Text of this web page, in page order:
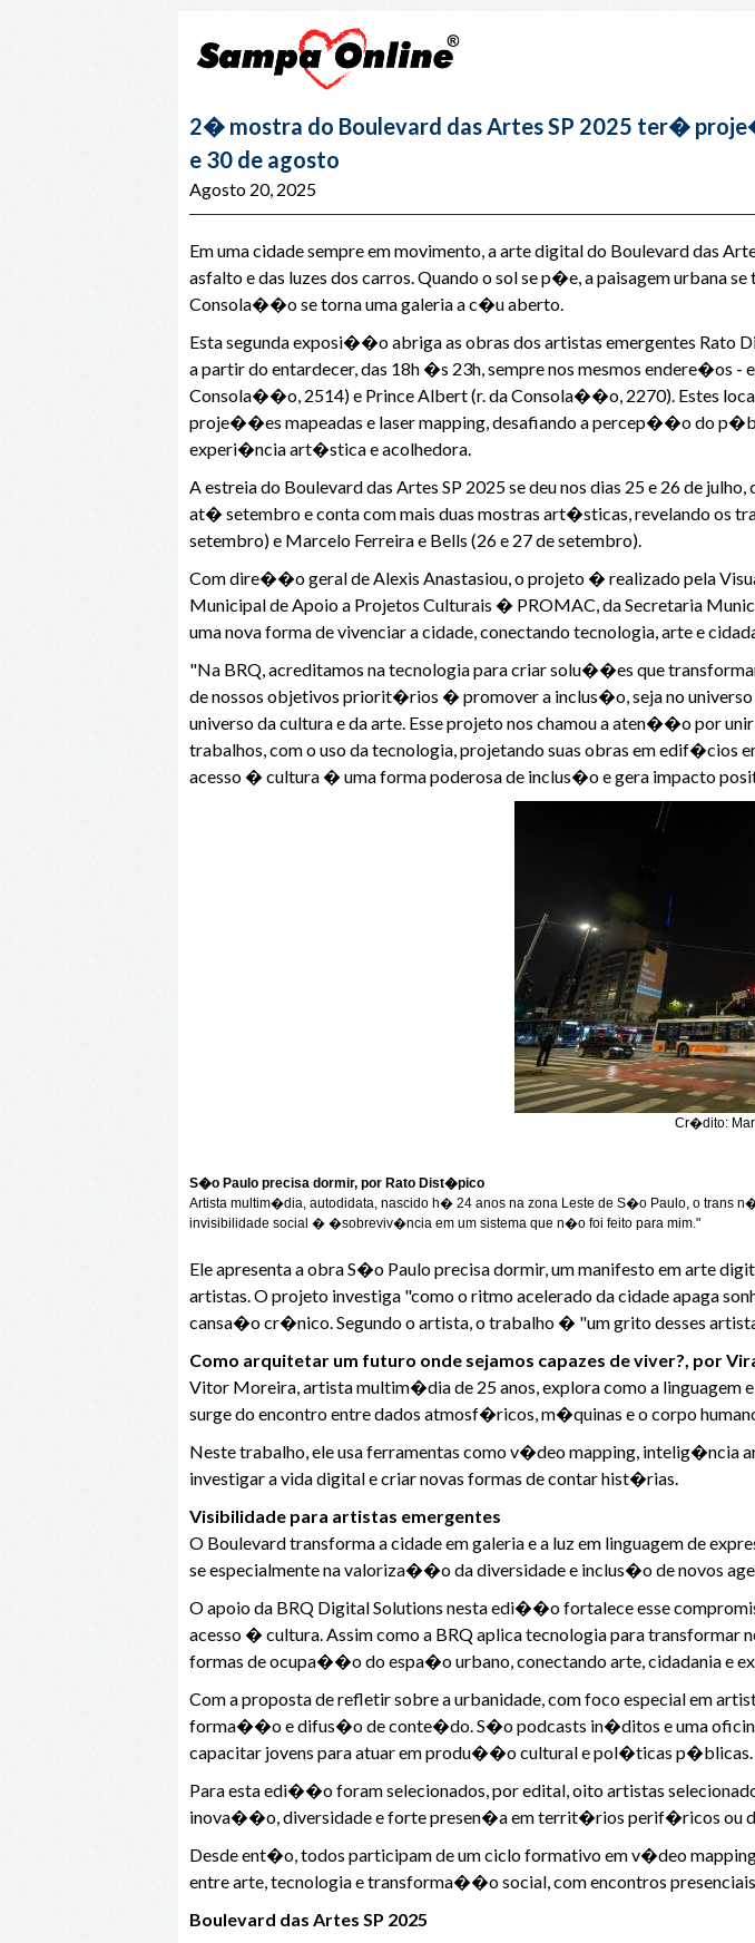
2� mostra do Boulevard das Artes SP 2025 ter�
e 30 de agosto
Agosto 20, 2025
Em uma cidade sempre em movimento, a arte digital do Boulevard das
asfalto e das luzes dos carros. Quando o sol se p�e, a paisagem urbana
Consola��o se torna uma galeria a c�u aberto.
Esta segunda exposi��o abriga as obras dos artistas emergentes Rato
a partir do entardecer, das 18h �s 23h, sempre nos mesmos endere�os
Consola��o, 2514) e Prince Albert (r. da Consola��o, 2270). Estes
proje��es mapeadas e laser mapping, desafiando a percep��o do
experi�ncia art�stica e acolhedora.
A estreia do Boulevard das Artes SP 2025 se deu nos dias 25 e 26 de
at� setembro e conta com mais duas mostras art�sticas, revelando os
setembro) e Marcelo Ferreira e Bells (26 e 27 de setembro).
Com dire��o geral de Alexis Anastasiou, o projeto � realizado pela
Municipal de Apoio a Projetos Culturais � PROMAC, da Secretaria
uma nova forma de vivenciar a cidade, conectando tecnologia, arte e
"Na BRQ, acreditamos na tecnologia para criar solu��es que
de nossos objetivos priorit�rios � promover a inclus�o, seja no universo
universo da cultura e da arte. Esse projeto nos chamou a aten��o por
trabalhos, com o uso da tecnologia, projetando suas obras em edif�cios
acesso � cultura � uma forma poderosa de inclus�o e gera impacto
Cr�dito:
S�o Paulo precisa dormir, por Rato Dist�pico
Artista multim�dia, autodidata, nascido h� 24 anos na zona Leste de S�o Paulo, o
invisibilidade social � �sobreviv�ncia em um sistema que n�o foi feito para mim."
Ele apresenta a obra S�o Paulo precisa dormir, um manifesto em arte
artistas. O projeto investiga "como o ritmo acelerado da cidade apaga
cansa�o cr�nico. Segundo o artista, o trabalho � "um grito desses
Como arquitetar um futuro onde sejamos capazes de viver?, por
Vitor Moreira, artista multim�dia de 25 anos, explora como a linguagem
surge do encontro entre dados atmosf�ricos, m�quinas e o corpo
Neste trabalho, ele usa ferramentas como v�deo mapping, intelig�ncia
investigar a vida digital e criar novas formas de contar hist�rias.
Visibilidade para artistas emergentes
O Boulevard transforma a cidade em galeria e a luz em linguagem de
se especialmente na valoriza��o da diversidade e inclus�o de novos
O apoio da BRQ Digital Solutions nesta edi��o fortalece esse
acesso � cultura. Assim como a BRQ aplica tecnologia para
formas de ocupa��o do espa�o urbano, conectando arte, cidadania e
Com a proposta de refletir sobre a urbanidade, com foco especial em
forma��o e difus�o de conte�do. S�o podcasts in�ditos e uma
capacitar jovens para atuar em produ��o cultural e pol�ticas p�blicas.
Para esta edi��o foram selecionados, por edital, oito artistas
inova��o, diversidade e forte presen�a em territ�rios perif�ricos ou
Desde ent�o, todos participam de um ciclo formativo em v�deo
entre arte, tecnologia e transforma��o social, com encontros presenciais
Boulevard das Artes SP 2025